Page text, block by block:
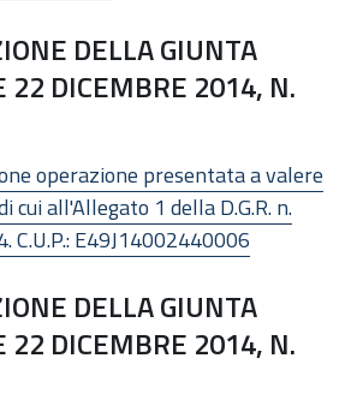
DELLA GIUNTA
22 DICEMBRE 2014, N.
operazione presentata a valere
cui all'Allegato 1 della D.G.R. n.
C.U.P.: E49J14002440006
DELLA GIUNTA
22 DICEMBRE 2014, N.